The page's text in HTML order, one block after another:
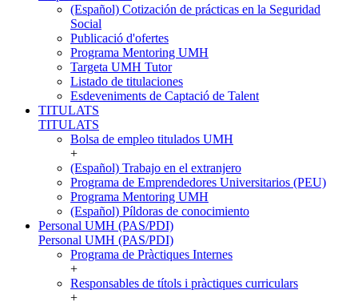
(Español) Cotización de prácticas en la Seguridad
Social
Publicació d'ofertes
Programa Mentoring UMH
Targeta UMH Tutor
Listado de titulaciones
Esdeveniments de Captació de Talent
TITULATS
TITULATS
Bolsa de empleo titulados UMH
+
(Español) Trabajo en el extranjero
Programa de Emprendedores Universitarios (PEU)
Programa Mentoring UMH
(Español) Píldoras de conocimiento
Personal UMH (PAS/PDI)
Personal UMH (PAS/PDI)
Programa de Pràctiques Internes
+
Responsables de títols i pràctiques curriculars
+